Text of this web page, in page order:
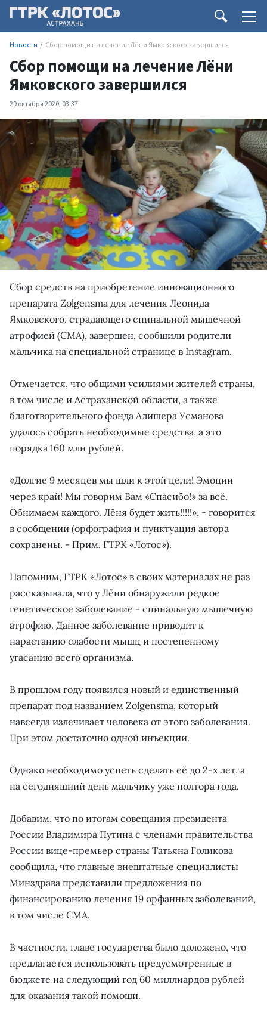
Новости Сбор помощи на лечение Лёни Ямковского завершился
Сбор помощи на лечение Лёни
Ямковского завершился
29 октября 2020, 03:37
Сбор средств на приобретение инновационного
препарата Zolgensma для лечения Леонида
Ямковского, страдающего спинальной мышечной
атрофией (СМА), завершен, сообщили родители
мальчика на специальной странице в Instagram.
Отмечается, что общими усилиями жителей страны,
в том числе и Астраханской области, а также
благотворительного фонда Алишера Усманова
удалось собрать необходимые средства, а это
порядка 160 млн рублей.
«Долгие 9 месяцев мы шли к этой цели! Эмоции
через край! Мы говорим Вам «Спасибо!» за всё.
Обнимаем каждого. Лёня будет жить!!!!!», - говорится
в сообщении (орфография и пунктуация автора
сохранены. - Прим. ГТРК «Лотос»).
Напомним, ГТРК «Лотос» в своих материалах не раз
рассказывала, что у Лёни обнаружили редкое
генетическое заболевание - спинальную мышечную
атрофию. Данное заболевание приводит к
нарастанию слабости мышц и постепенному
угасанию всего организма.
В прошлом году появился новый и единственный
препарат под названием Zolgensma, который
навсегда излечивает человека от этого заболевания.
При этом достаточно одной инъекции.
Однако необходимо успеть сделать её до 2-х лет, а
на сегодняшний день мальчику уже полтора года.
Добавим, что по итогам совещания президента
России Владимира Путина с членами правительства
России вице-премьер страны Татьяна Голикова
сообщила, что главные внештатные специалисты
Минздрава представили предложения по
финансированию лечения 19 орфанных заболеваний,
в том числе СМА.
В частности, главе государства было доложено, что
предлагается использовать предусмотренные в
бюджете на следующий год 60 миллиардов рублей
для оказания такой помощи.